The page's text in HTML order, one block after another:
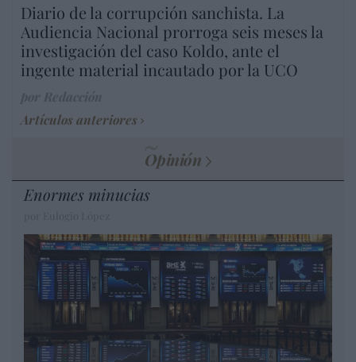
Diario de la corrupción sanchista. La
Audiencia Nacional prorroga seis meses la
investigación del caso Koldo, ante el
ingente material incautado por la UCO
Artículos anteriores
Opinión
Enormes minucias